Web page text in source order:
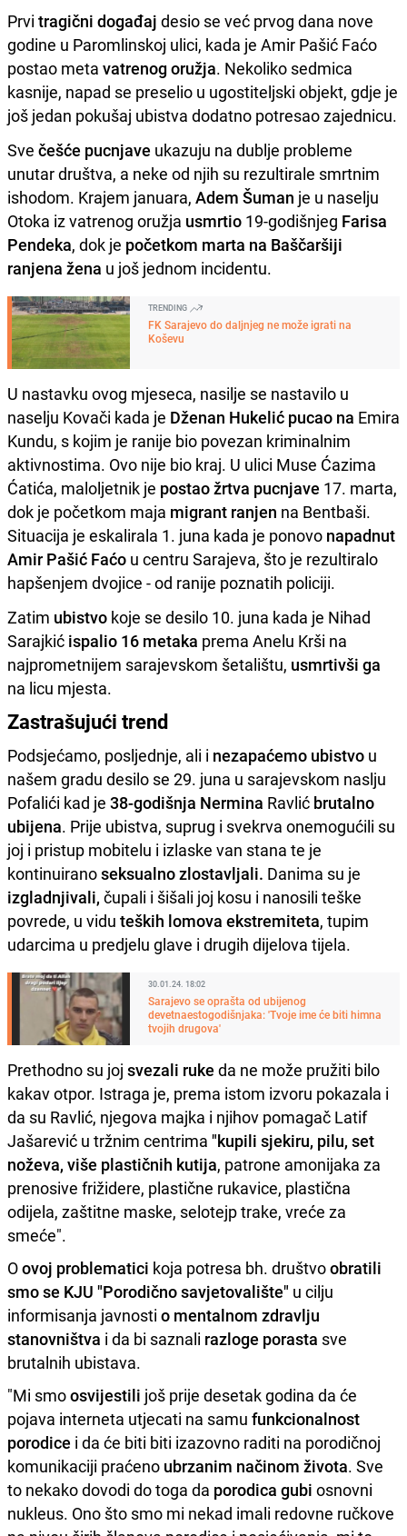
Prvi tragični događaj desio se već prvog dana nove
godine u Paromlinskoj ulici, kada je Amir Pašić Faćo
postao meta vatrenog oružja. Nekoliko sedmica
kasnije, napad se preselio u ugostiteljski objekt, gdje je
još jedan pokušaj ubistva dodatno potresao zajednicu.
Sve češće pucnjave ukazuju na dublje probleme
unutar društva, a neke od njih su rezultirale smrtnim
ishodom. Krajem januara, Adem Šuman je u naselju
Otoka iz vatrenog oružja usmrtio 19-godišnjeg Farisa
Pendeka, dok je početkom marta na Baščaršiji
ranjena žena u još jednom incidentu.
TRENDING
FK Sarajevo do daljnjeg ne može igrati na
Koševu
U nastavku ovog mjeseca, nasilje se nastavilo u
naselju Kovači kada je Dženan Hukelić pucao na Emira
Kundu, s kojim je ranije bio povezan kriminalnim
aktivnostima. Ovo nije bio kraj. U ulici Muse Ćazima
Ćatića, maloljetnik je postao žrtva pucnjave 17. marta,
dok je početkom maja migrant ranjen na Bentbaši.
Situacija je eskalirala 1. juna kada je ponovo napadnut
Amir Pašić Faćo u centru Sarajeva, što je rezultiralo
hapšenjem dvojice - od ranije poznatih policiji.
Zatim ubistvo koje se desilo 10. juna kada je Nihad
Sarajkić ispalio 16 metaka prema Anelu Krši na
najprometnijem sarajevskom šetalištu, usmrtivši ga
na licu mjesta.
Zastrašujući trend
Podsjećamo, posljednje, ali i nezapaćemo ubistvo u
našem gradu desilo se 29. juna u sarajevskom naslju
Pofalići kad je 38-godišnja Nermina Ravlić brutalno
ubijena. Prije ubistva, suprug i svekrva onemogućili su
joj i pristup mobitelu i izlaske van stana te je
kontinuiranoseksualno zlostavljali. Danima su je
izgladnjivali, čupali i šišali joj kosu i nanosili teške
povrede, u vidu teških lomova ekstremiteta, tupim
udarcima u predjelu glave i drugih dijelova tijela.
30.01.24. 18:02
Sarajevo se oprašta od ubijenog
devetnaestogodišnjaka: 'Tvoje ime će biti himna
tvojih drugova'
Prethodno su joj svezali ruke da ne može pružiti bilo
kakav otpor. Istraga je, prema istom izvoru pokazala i
da su Ravlić, njegova majka i njihov pomagač Latif
Jašarević u tržnim centrima "kupili sjekiru, pilu, set
noževa, više plastičnih kutija, patrone amonijaka za
prenosive frižidere, plastične rukavice, plastična
odijela, zaštitne maske, selotejp trake, vreće za
smeće".
Oovoj problematici koja potresa bh. društvoobratili
smose KJU "Porodično savjetovalište" u cilju
informisanja javnosti o mentalnom zdravlju
stanovništva i da bi saznali razloge porasta sve
brutalnih ubistava.
"Mi smoosvijestili još prije desetak godina da će
pojava interneta utjecati na samu funkcionalnost
porodice i da će biti biti izazovno raditi na porodičnoj
komunikaciji praćeno ubrzanim načinom života. Sve
to nekako dovodi do toga da porodica gubi osnovni
nukleus. Ono što smo mi nekad imali redovne ručkove